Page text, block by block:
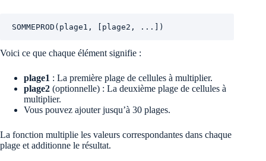
SOMMEPROD(plage1, [plage2, ...])
Voici ce que chaque élément signifie :
plage1 : La première plage de cellules à multiplier.
plage2 (optionnelle) : La deuxième plage de cellules à
multiplier.
Vous pouvez ajouter jusqu’à 30 plages.
La fonction multiplie les valeurs correspondantes dans chaque
plage et additionne le résultat.